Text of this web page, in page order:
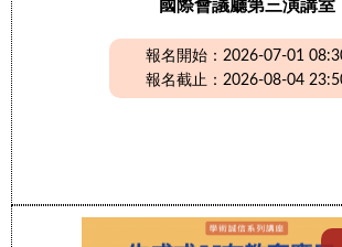
國際會議廳第三演講室
報名開始：2026-07-01
報名截止：2026-08-04